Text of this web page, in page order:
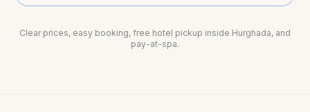
Clear prices, easy booking, free hotel pickup inside Hurghada, and
pay-at-spa.